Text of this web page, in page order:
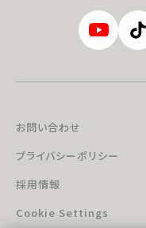
お問い合わせ
プライバシーポリシー
採用情報
Cookie Settings